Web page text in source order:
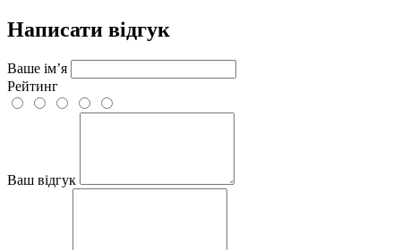
Написати відгук
Ваше ім’я
Рейтинг
Ваш відгук